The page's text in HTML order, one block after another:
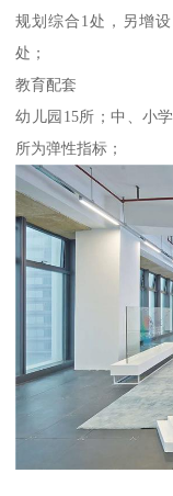
规划综合1处，另增
处；
教育配套
幼儿园15所；中、小
所为弹性指标；